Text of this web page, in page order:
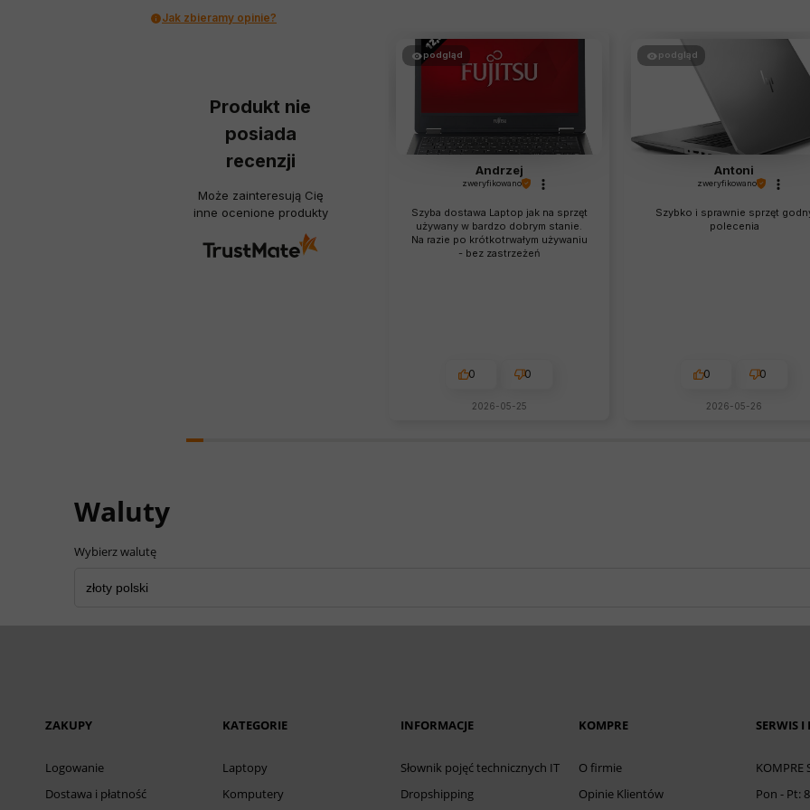
Jak zbieramy opinie?
Produkt nie
posiada
recenzji
Może zainteresują Cię
inne ocenione produkty
podgląd
Andrzej
zweryfikowano
Szyba dostawa Laptop jak na sprzęt
używany w bardzo dobrym stanie.
Na razie po krótkotrwałym używaniu
- bez zastrzeżeń
0 0
2026-05-25
podgląd
Antoni
zweryfikowano
Szybko i sprawnie sprzęt
polecenia
0 0
2026-05-26
Waluty
Wybierz walutę
ZAKUPY
Logowanie
Dostawa i płatność
KATEGORIE
Laptopy
Komputery
INFORMACJE
Słownik pojęć technicznych IT
Dropshipping
KOMPRE
O firmie
Opinie Klientów
SERWIS I
KOMPRE
Pon - Pt: